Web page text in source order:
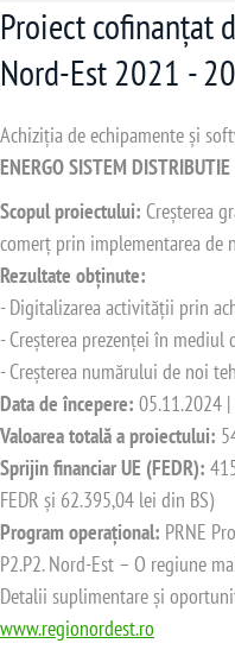
Proiect cofinanțat
Nord-Est 2021 -
Achiziția de echipamente și
ENERGO SISTEM
Scopul proiectului: Creșterea
comerț prin implementarea
Rezultate obținute:
- Digitalizarea activității prin
- Creșterea prezenței în mediul
- Creșterea numărului de noi
Data de începere: 05.11.2024 |
Valoarea totală a proiectului:
Sprijin financiar UE (FEDR):
FEDR și 62.395,04 lei din BS)
Program operațional: PRNE
P2.P2. Nord-Est – O regiune
Detalii suplimentare și
www.regionordest.ro